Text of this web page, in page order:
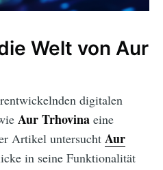
Welt von Aur
digitalen
Aur Trhovina eine
Artikel untersucht Aur
in seine Funktionalität